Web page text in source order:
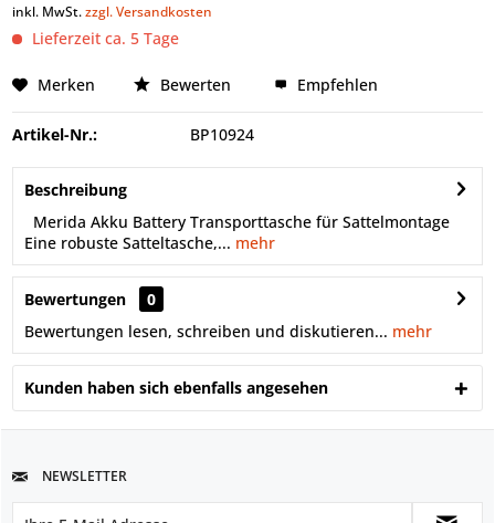
inkl. MwSt.zzgl. Versandkosten
Lieferzeit ca. 5 Tage
Merken Bewerten Empfehlen
Artikel-Nr.: BP10924
Beschreibung
Merida Akku Battery Transporttasche für Sattelmontage
Eine robuste Satteltasche,... mehr
Bewertungen
0
Bewertungen lesen, schreiben und diskutieren... mehr
Kunden haben sich ebenfalls angesehen
NEWSLETTER